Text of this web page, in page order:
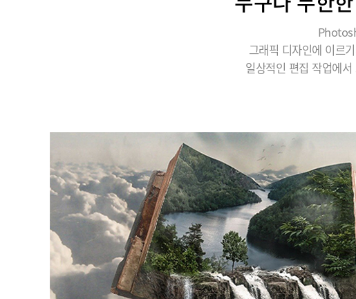
그래픽 디자인에 이르
일상적인 편집 작업에